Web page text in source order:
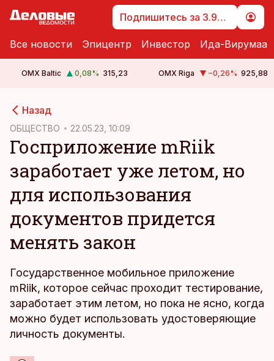
Подпишитесь за 3.99 €
Все новости Эпицентр Инвестор Ида-Вирумаа
OMX Baltic 0,08% 315,23 OMX Riga −0,26% 925,88
Назад
ОБЩЕСТВО 22.05.23, 10:09
Госприложение mRiik
заработает уже летом, но
для использования
документов придется
менять закон
Государственное мобильное приложение
mRiik, которое сейчас проходит тестирование,
заработает этим летом, но пока не ясно, когда
можно будет использовать удостоверяющие
личность документы.